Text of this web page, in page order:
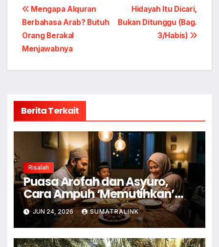
Navigasi
pos
Hidayah Itu Dicari,
Bukan Ditunggu (Bag.
3/Habis)
Mengapa Alquran
Berbahasa Arab? Butuh
Orang Berakal
Menjawabnya
Berita Terkait
Risalah
Puasa Arofah dan Asyuro,
Cara Ampuh ‘Memutihkan’
Dosa
JUN 24, 2026 SUMATRALINK